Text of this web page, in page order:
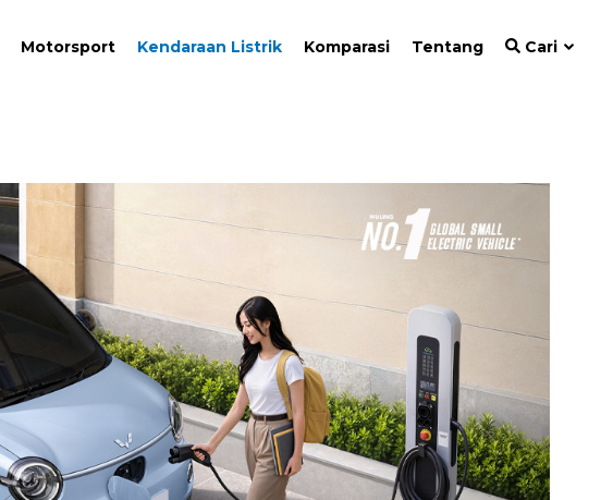
Motorsport Kendaraan Listrik Komparasi Tentang Cari